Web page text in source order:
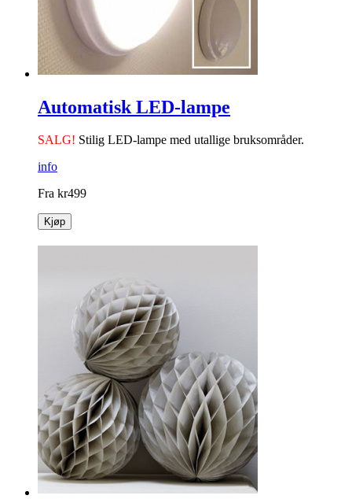
Automatisk LED-lampe
SALG! Stilig LED-lampe med utallige bruksområder.
info
Fra kr499
Kjøp